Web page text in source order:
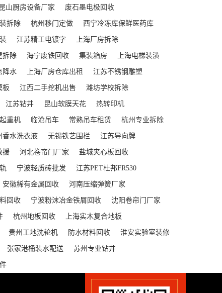
昆山厨房设备厂家 废石墨电极回收
拆除 杭州移门定做 西宁冷冻库保鲜医药库
江苏精工电镀字 上海厂房拆除
拆除 海宁废铁回收 集装箱房 上海电梯装潢
降水 上海厂房仓库出租 江苏不锈钢雕塑
板 江西二手挖机出售 潍坊学校拆除
江苏钻井 昆山软膜天花 热转印机
重机 临沧吊车 常熟吊车租赁 杭州专业拆除
香水洗衣液 无锡铁艺围栏 江苏导向牌
援 河北卷帘门厂家 盐城夹心板回收
宁波轻质砖批发 江苏PET杜邦FR530
安徽稀有金属回收 河南压缩弹簧厂家
回收 宁波粉沫冶金铁屑回收 沈阳卷帘门厂家
杭州地板回收 上海实木复合地板
贵州工地洗轮机 防水材料回收 淮安实验室装修
张家港桶装水配送 苏州专业钻井